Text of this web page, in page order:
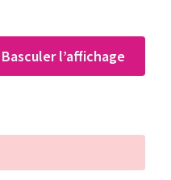
Basculer l’affichage